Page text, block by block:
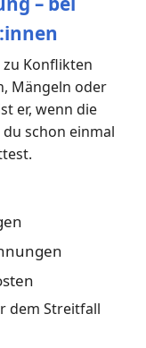
Konflikten
Mängeln oder
er, wenn die
schon einmal
dem Streitfall